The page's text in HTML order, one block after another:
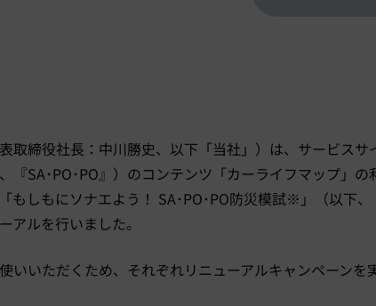
取締役社長：中川勝史、以下「当社」）は、サービスサ
『SA･PO･PO』）のコンテンツ「カーライフマップ」の
もしもにソナエよう！ SA･PO･PO防災模試※」（以下、
アルを行いました。
いいただくため、それぞれリニューアルキャンペーンを